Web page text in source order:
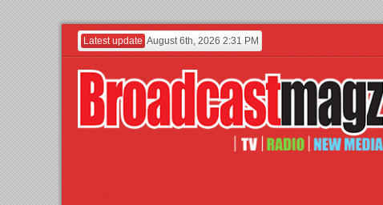
Latest update August 6th, 2026 2:31 PM